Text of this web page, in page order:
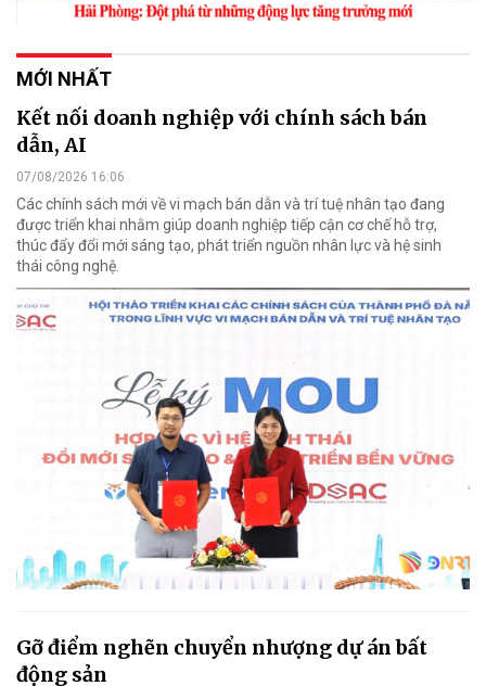
MỚI NHẤT
Kết nối doanh nghiệp với chính sách bán
dẫn, AI
07/08/2026 16:06
Các chính sách mới về vi mạch bán dẫn và trí tuệ nhân tạo đang
được triển khai nhằm giúp doanh nghiệp tiếp cận cơ chế hỗ trợ,
thúc đẩy đổi mới sáng tạo, phát triển nguồn nhân lực và hệ sinh
thái công nghệ.
Gỡ điểm nghẽn chuyển nhượng dự án bất
động sản